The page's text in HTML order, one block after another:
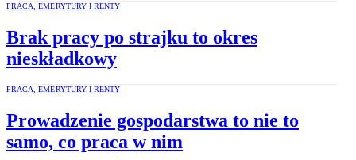
PRACA, EMERYTURY I RENTY
Brak pracy po strajku to okres
nieskładkowy
PRACA, EMERYTURY I RENTY
Prowadzenie gospodarstwa to nie to
samo, co praca w nim